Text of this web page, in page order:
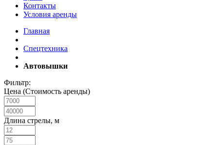
Контакты
Условия аренды
Главная
Спецтехника
Автовышки
Фильтр:
Цена (Стоимость аренды)
Длина стрелы, м